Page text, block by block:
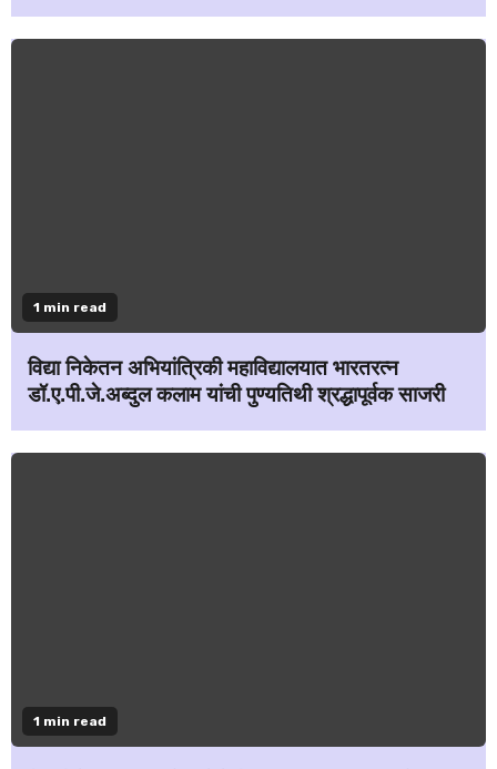
1 min read
विद्या निकेतन अभियांत्रिकी महाविद्यालयात भारतरत्न
डॉ.ए.पी.जे.अब्दुल कलाम यांची पुण्यतिथी श्रद्धापूर्वक साजरी
1 min read